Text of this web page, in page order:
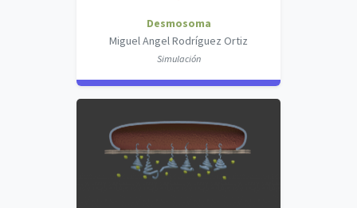
Desmosoma
Miguel Angel Rodríguez Ortiz
Simulación